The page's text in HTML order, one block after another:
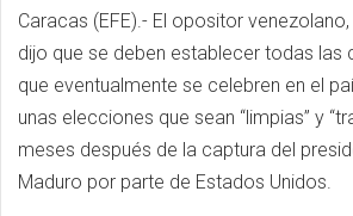
Caracas (EFE).- El opositor
dijo que se deben establecer todas las
que eventualmente se celebren en el
unas elecciones que sean “limpias” y
meses después de la captura del
Maduro por parte de Estados Unidos.